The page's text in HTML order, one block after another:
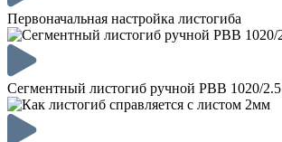
Первоначальная настройка листогиба
Сегментный листогиб ручной PBB 1020/2.5